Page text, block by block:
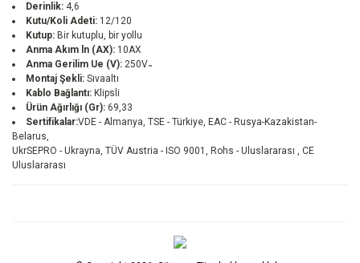
Derinlik: 4,6
Kutu/Koli Adeti: 12/120
Kutup: Bir kutuplu, bir yollu
Anma Akım ln (AX): 10AX
Anma Gerilim Ue (V): 250V ̴
Montaj Şekli: Sıvaaltı
Kablo Bağlantı: Klipsli
Ürün Ağırlığı (Gr): 69,33
Sertifikalar:VDE - Almanya, TSE - Türkiye, EAC - Rusya-Kazakistan-
Belarus,
UkrSEPRO - Ukrayna, TÜV Austria - ISO 9001, Rohs - Uluslararası , CE
Uluslararası